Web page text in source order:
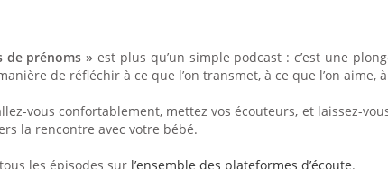
de prénoms » est plus qu’un simple podcast : c’est une
de réfléchir à ce que l’on transmet, à ce que l’on aime,
vous confortablement, mettez vos écouteurs, et laissez-
la rencontre avec votre bébé.
les épisodes sur l’ensemble des plateformes d’écoute.